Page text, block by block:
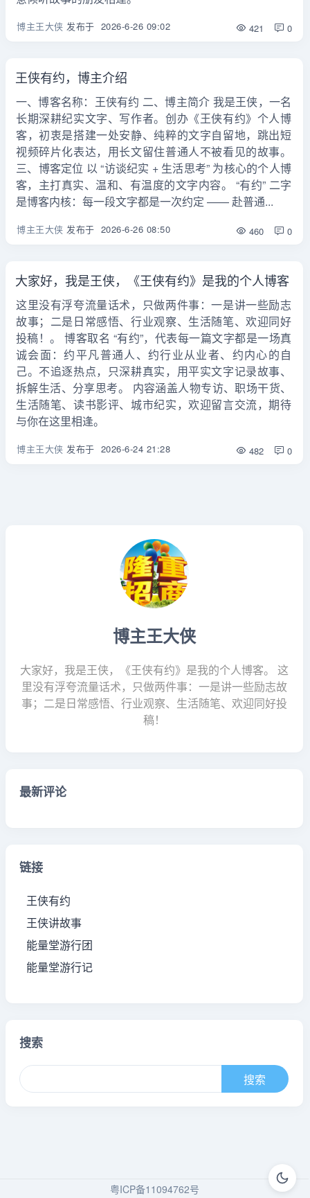
博主王大侠 发布于 2026-6-26 09:02 421 0
王侠有约，博主介绍
一、博客名称：王侠有约 二、博主简介 我是王侠，一名
长期深耕纪实文字、写作者。创办《王侠有约》个人博
客，初衷是搭建一处安静、纯粹的文字自留地，跳出短
视频碎片化表达，用长文留住普通人不被看见的故事。
三、博客定位 以 “访谈纪实 + 生活思考” 为核心的个人博
客，主打真实、温和、有温度的文字内容。 “有约” 二字
是博客内核：每一段文字都是一次约定 —— 赴普通...
博主王大侠 发布于 2026-6-26 08:50 460 0
大家好，我是王侠，《王侠有约》是我的个人博客
这里没有浮夸流量话术，只做两件事：一是讲一些励志
故事；二是日常感悟、行业观察、生活随笔、欢迎同好
投稿！。 博客取名 “有约”，代表每一篇文字都是一场真
诚会面：约平凡普通人、约行业从业者、约内心的自
己。不追逐热点，只深耕真实，用平实文字记录故事、
拆解生活、分享思考。 内容涵盖人物专访、职场干货、
生活随笔、读书影评、城市纪实，欢迎留言交流，期待
与你在这里相逢。
博主王大侠 发布于 2026-6-24 21:28 482 0
博主王大侠
大家好，我是王侠，《王侠有约》是我的个人博客。 这
里没有浮夸流量话术，只做两件事：一是讲一些励志故
事；二是日常感悟、行业观察、生活随笔、欢迎同好投
稿！
最新评论
链接
王侠有约
王侠讲故事
能量堂游行团
能量堂游行记
搜索
粤ICP备11094762号